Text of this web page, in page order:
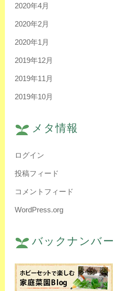
2020年4月
2020年2月
2020年1月
2019年12月
2019年11月
2019年10月
メタ情報
ログイン
投稿フィード
コメントフィード
WordPress.org
バックナンバー